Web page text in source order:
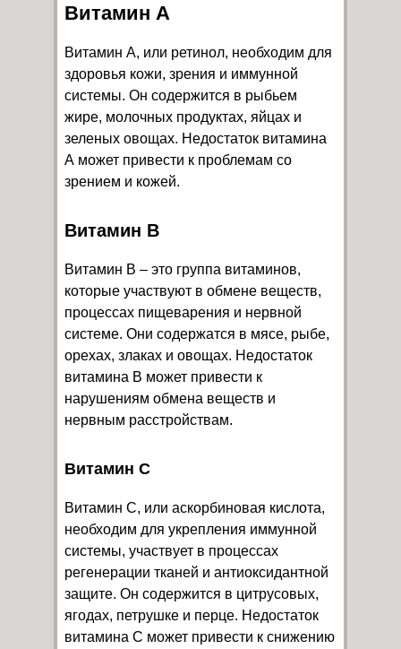
Витамин А
Витамин А, или ретинол, необходим для
здоровья кожи, зрения и иммунной
системы. Он содержится в рыбьем
жире, молочных продуктах, яйцах и
зеленых овощах. Недостаток витамина
А может привести к проблемам со
зрением и кожей.
Витамин В
Витамин В – это группа витаминов,
которые участвуют в обмене веществ,
процессах пищеварения и нервной
системе. Они содержатся в мясе, рыбе,
орехах, злаках и овощах. Недостаток
витамина В может привести к
нарушениям обмена веществ и
нервным расстройствам.
Витамин С
Витамин С, или аскорбиновая кислота,
необходим для укрепления иммунной
системы, участвует в процессах
регенерации тканей и антиоксидантной
защите. Он содержится в цитрусовых,
ягодах, петрушке и перце. Недостаток
витамина С может привести к снижению